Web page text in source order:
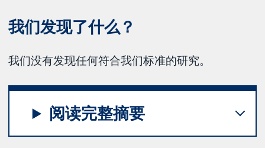
我们发现了什么？
我们没有发现任何符合我们标准的研究。
阅读完整摘要